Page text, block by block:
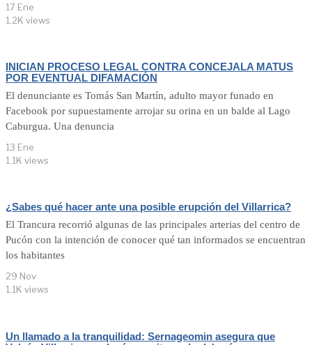
17 Ene
1.2K views
INICIAN PROCESO LEGAL CONTRA CONCEJALA MATUS
POR EVENTUAL DIFAMACIÓN
El denunciante es Tomás San Martín, adulto mayor funado en
Facebook por supuestamente arrojar su orina en un balde al Lago
Caburgua. Una denuncia
13 Ene
1.1K views
¿Sabes qué hacer ante una posible erupción del Villarrica?
El Trancura recorrió algunas de las principales arterias del centro de
Pucón con la intención de conocer qué tan informados se encuentran
los habitantes
29 Nov
1.1K views
Un llamado a la tranquilidad: Sernageomin asegura que